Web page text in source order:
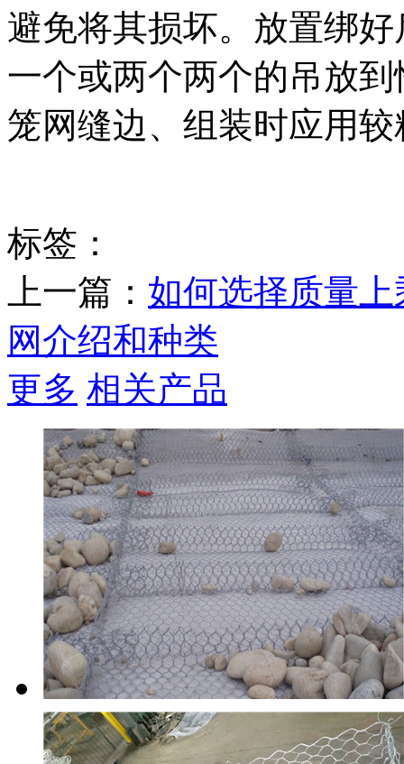
避免将其损坏。放置绑
一个或两个两个的吊放
笼网缝边、组装时应用
标签：
上一篇： 如何选择质量
网介绍和种类
更多 相关产品